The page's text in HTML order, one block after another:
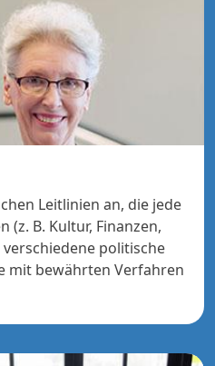
Leitlinien an, die jede
(z. B. Kultur, Finanzen,
politische
mit bewährten Verfahren